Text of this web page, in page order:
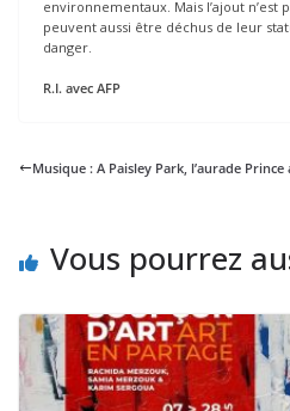
environnementaux. Mais l’ajout n’est
peuvent aussi être déchus de leur
danger.
R.I. avec AFP
Musique : A Paisley Park, l’aurade Prince
Vous pourrez